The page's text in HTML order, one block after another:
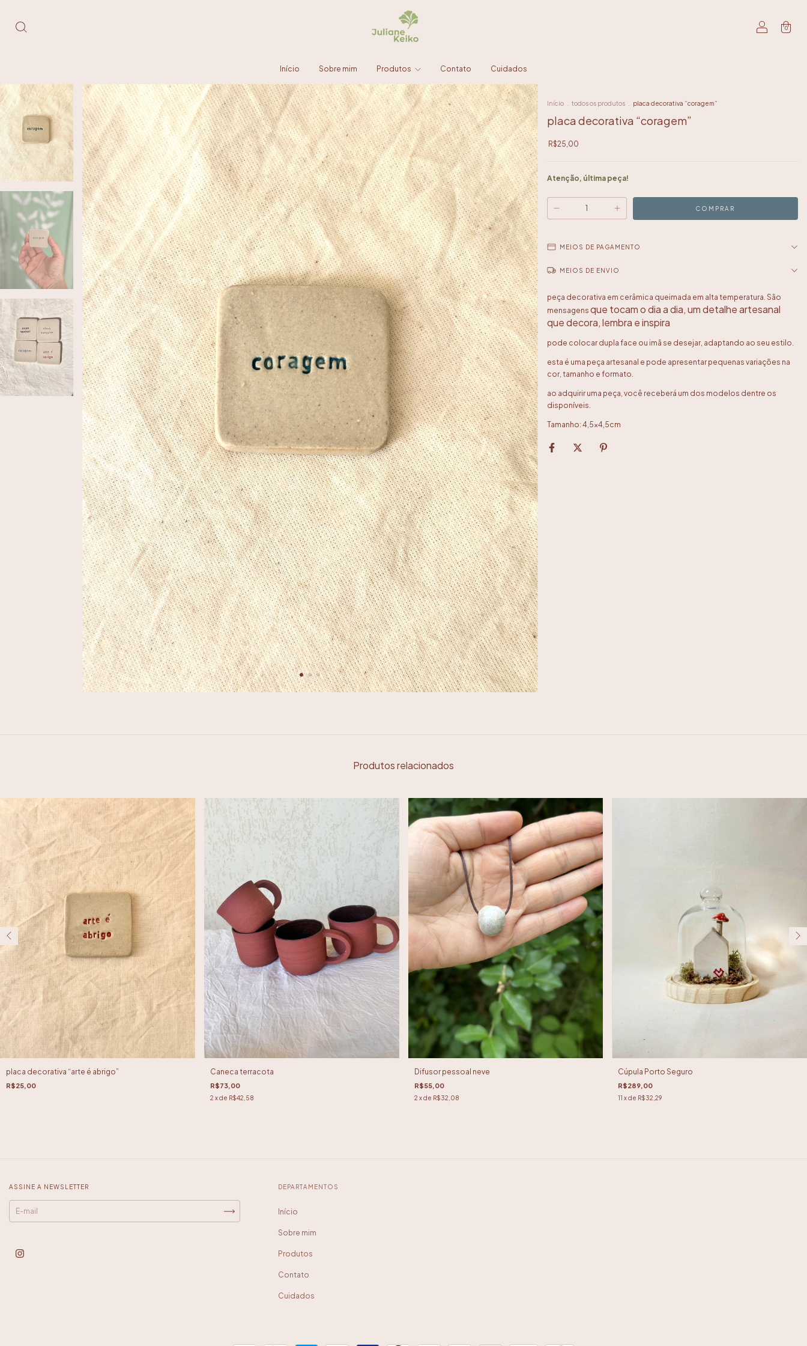
0
Início Sobre mim Produtos Contato Cuidados
Início todos os produtos placa decorativa “coragem”
placa decorativa “coragem”
R$25,00
Atenção, última peça!
MEIOS DE PAGAMENTO
MEIOS DE ENVIO
peça decorativa em cerâmica queimada em alta temperatura. São
mensagens que tocam o dia a dia, um detalhe artesanal
que decora, lembra e inspira
pode colocar dupla face ou imã se desejar, adaptando ao seu estilo.
esta é uma peça artesanal e pode apresentar pequenas variações na
cor, tamanho e formato.
ao adquirir uma peça, você receberá um dos modelos dentre os
disponíveis.
Tamanho: 4,5x4,5cm
Produtos relacionados
placa decorativa “arte é abrigo”
R$25,00
Caneca terracota
R$73,00
2 x de R$42,58
Difusor pessoal neve
R$55,00
2 x de R$32,08
Cúpula Porto Seguro
R$289,00
11 x de R$32,29
ASSINE A NEWSLETTER DEPARTAMENTOS
Início
Sobre mim
Produtos
Contato
Cuidados